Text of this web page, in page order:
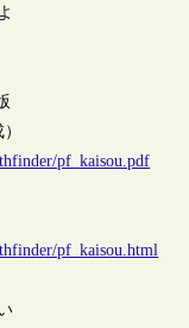
pf_kaisou.pdf
pf_kaisou.html